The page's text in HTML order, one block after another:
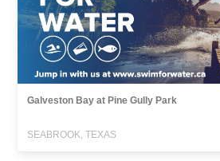
Galveston Bay at Pine Gully Park
SEABROOK, TEXAS